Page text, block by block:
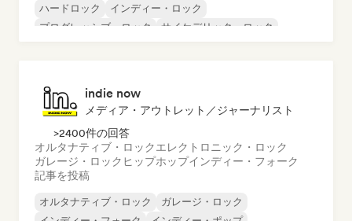
ハードロック
インディー・ロック
プログレッシブ・ロック
サイケデリック・ロック
indie now
メディア・アウトレット／ジャーナリスト
>2400件の回答
オルタナティブ・ロックエレクトロニック・ロック
ガレージ・ロック ヒップホップインディー・フォーク
記事を投稿
オルタナティブ・ロック
ガレージ・ロック